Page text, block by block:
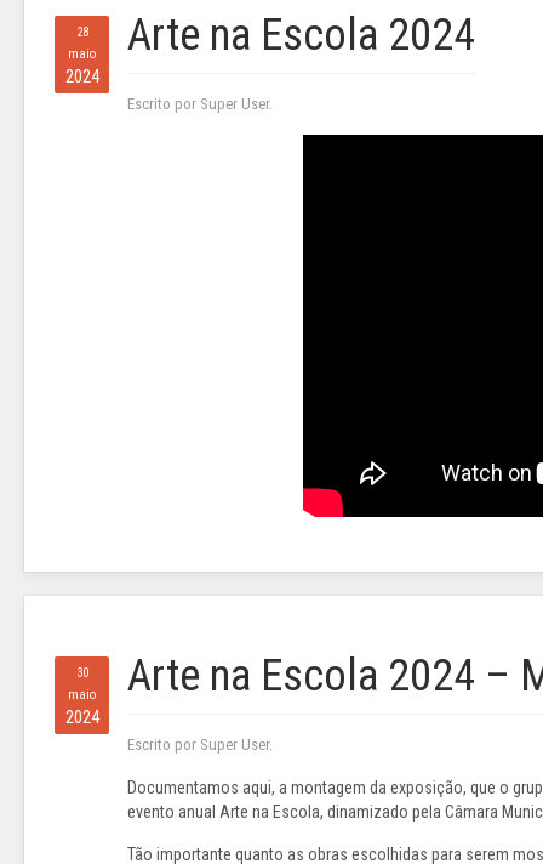
28
maio
2024
Arte na Escola 2024
Escrito por Super User.
30
maio
2024
Arte na Escola 2024 –
Escrito por Super User.
Documentamos aqui, a montagem da exposição, que o
evento anual Arte na Escola, dinamizado pela Câmara
Tão importante quanto as obras escolhidas para serem